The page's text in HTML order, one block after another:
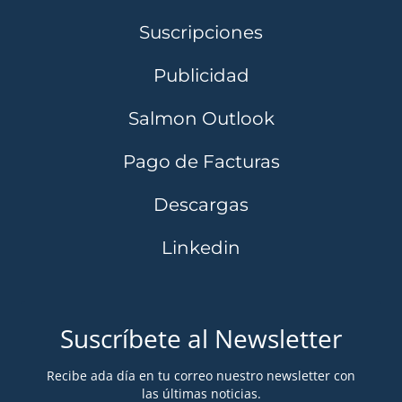
Suscripciones
Publicidad
Salmon Outlook
Pago de Facturas
Descargas
Linkedin
Suscríbete al Newsletter
Recibe ada día en tu correo nuestro newsletter con
las últimas noticias.